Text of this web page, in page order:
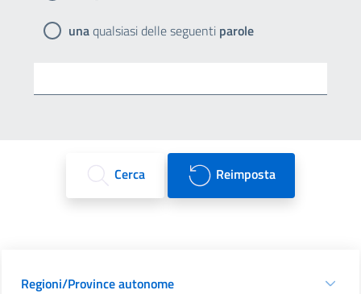
unaqualsiasi delle seguenti parole
Cerca Reimposta
Regioni/Province autonome